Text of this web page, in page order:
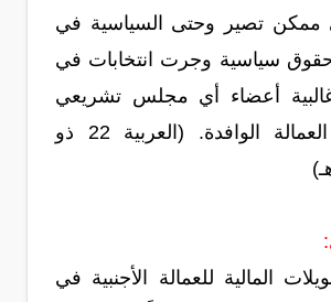
ممكن تصير وحتى السياسية في
سياسية وجرت انتخابات في
أعضاء أي مجلس تشريعي
ستكون من العمالة الوافدة. (العربية 22 ذو
المالية للعمالة الأجنبية في